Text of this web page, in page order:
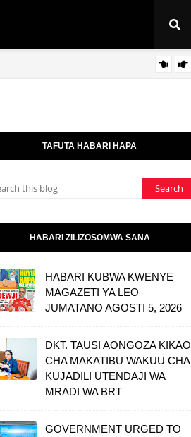
TAFUTA HABARI HAPA
HABARI ZILIZOSOMWA SANA
HABARI KUBWA KWENYE
MAGAZETI YA LEO
JUMATANO AGOSTI 5, 2026
DKT. TAUSI AONGOZA KIKAO
CHA MAKATIBU WAKUU CHA
KUJADILI UTENDAJI WA
MRADI WA BRT
GOVERNMENT URGED TO